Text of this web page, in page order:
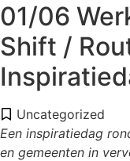
01/06
Shift /
Uncategorized
Een inspiratiedag
en gemeenten in